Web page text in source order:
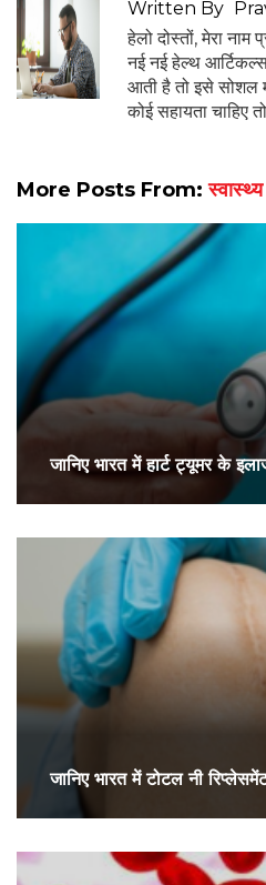
Written By
हेलो दोस्तों, मेरा नाम
नई नई हेल्थ
आती है तो इसे सोशल
कोई सहायता चाहिए
More Posts From:
जानिए भारत में हार्ट ट्यूमर के
जानिए भारत में टोटल नी